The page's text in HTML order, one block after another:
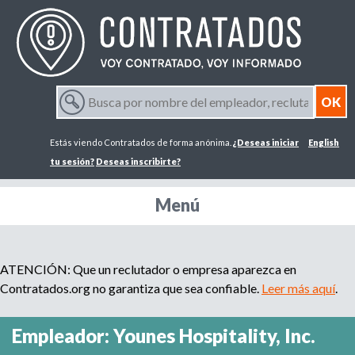
u
l
B
u
c
a
p
m
b
e
d
English
Estás viendo Contratados de forma anónima. ¿Deseas iniciar
tu sesión? Deseas inscribirte?
Menú
ATENCIÓN: Que un reclutador o empresa aparezca en
Contratados.org no garantiza que sea confiable. Leer más aquí.
Empleador: Younes Hospitality, Inc.